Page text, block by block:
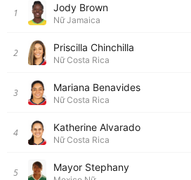
1 Jody Brown
Nữ Jamaica
2 Priscilla Chinchilla
Nữ Costa Rica
3 Mariana Benavides
Nữ Costa Rica
4 Katherine Alvarado
Nữ Costa Rica
5 Mayor Stephany